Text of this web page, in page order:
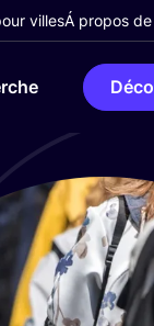
villesÁ propos